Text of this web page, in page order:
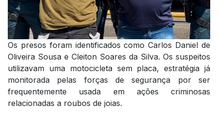
Os presos foram identificados como Carlos Daniel de
Oliveira Sousa e Cleiton Soares da Silva. Os suspeitos
utilizavam uma motocicleta sem placa, estratégia já
monitorada pelas forças de segurança por ser
frequentemente usada em ações criminosas
relacionadas a roubos de joias.